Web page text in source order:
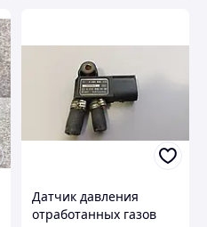
Датчик давления
отработанных газов